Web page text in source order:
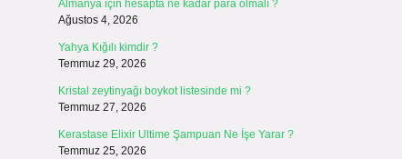
Almanya için hesapta ne kadar para olmalı ?
Ağustos 4, 2026
Yahya Kığılı kimdir ?
Temmuz 29, 2026
Kristal zeytinyağı boykot listesinde mi ?
Temmuz 27, 2026
Kerastase Elixir Ultime Şampuan Ne İşe Yarar ?
Temmuz 25, 2026